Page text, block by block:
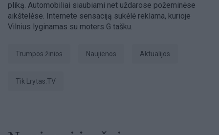
pliką. Automobiliai siaubiami net uždarose požeminėse
aikštelėse. Internete sensaciją sukėlė reklama, kurioje
Vilnius lyginamas su moters G tašku.
Trumpos žinios Naujienos aktualijos
tik Lrytas.TV